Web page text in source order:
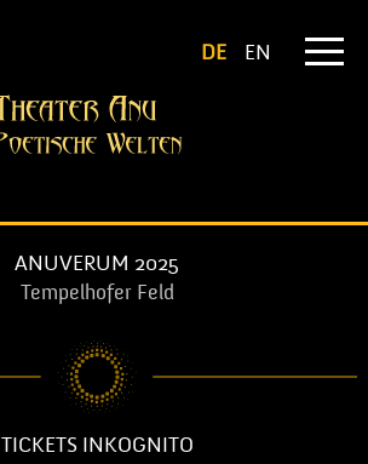
DE EN
ANUVERUM 2025
Tempelhofer Feld
TICKETS INKOGNITO